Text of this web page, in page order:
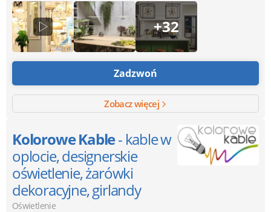
+32
Zadzwoń
Zobacz więcej
Kolorowe Kable- kable w
oplocie, designerskie
oświetlenie, żarówki
dekoracyjne, girlandy
Oświetlenie